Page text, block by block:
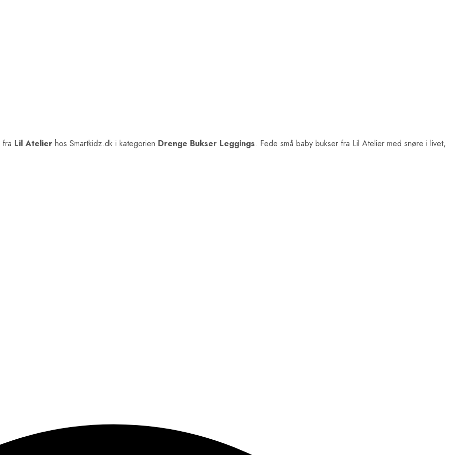
fra Lil Atelier hos Smartkidz.dk i kategorien Drenge Bukser Leggings. Fede små baby bukser fra Lil Atelier med snøre i livet,